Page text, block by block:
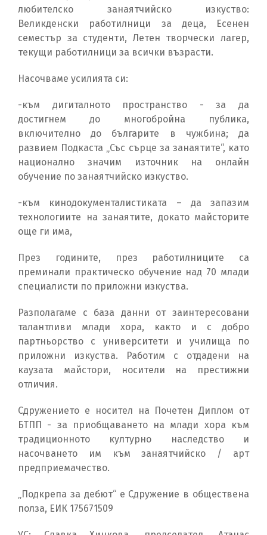
любителско занаятчийско изкуство:
Великденски работилници за деца, Есенен
семестър за студенти, Летен творчески лагер,
текущи работилници за всички възрасти.
Насочваме усилията си:
-към дигиталното пространство - за да
достигнем до многобройна публика,
включително до българите в чужбина; да
развием Подкаста „Със сърце за занаятите“, като
национално значим източник на онлайн
обучение по занаятчийско изкуство.
-към кинодокументалистиката – да запазим
технологиите на занаятите, докато майсторите
още ги има,
През годините, през работилниците са
преминали практическо обучение над 70 млади
специалисти по приложни изкуства.
Разполагаме с база данни от заинтересовани
талантливи млади хора, както и с добро
партньорство с университети и училища по
приложни изкуства. Работим с отдадени на
каузата майстори, носители на престижни
отличия.
Сдружението е носител на Почетен Диплом от
БТПП - за приобщаването на млади хора към
традиционното културно наследство и
насочването им към занаятчийско / арт
предприемачество.
„Подкрепа за дебют“ е Сдружение в обществена
полза, ЕИК 175671509